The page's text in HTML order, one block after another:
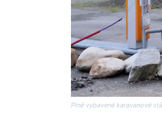
Plně vybavené karavanové